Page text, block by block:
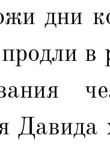
дни
Давида